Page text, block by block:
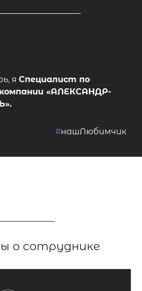
яСпециалист по
компании«АЛЕКСАНДР-
.
#нашЛюбимчик
о сотруднике